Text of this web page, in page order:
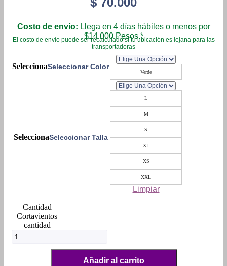
Costo de envío: Llega en 4 días hábiles o menos por
$14.000 Pesos.*
El costo de envío puede ser recalculado si tu ubicación es lejana para las
transportadoras
Seleccionar Color
Verde
Seleccionar Talla
L
M
S
XL
XS
XXL
Limpiar
Cortavientos
cantidad
Añadir al carrito